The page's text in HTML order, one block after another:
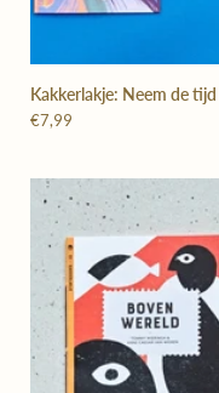
Kakkerlakje: Neem de tijd
€7,99